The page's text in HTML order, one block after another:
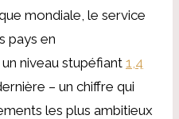
mondiale, le service
pays en
niveau stupéfiant1,4
– un chiffre qui
les plus ambitieux